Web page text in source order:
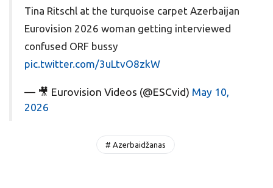
Tina Ritschl at the turquoise carpet Azerbaijan
Eurovision 2026 woman getting interviewed
confused ORF bussy
pic.twitter.com/3uLtvO8zkW
— 🎥 Eurovision Videos (@ESCvid) May 10,
2026
# Azerbaidžanas